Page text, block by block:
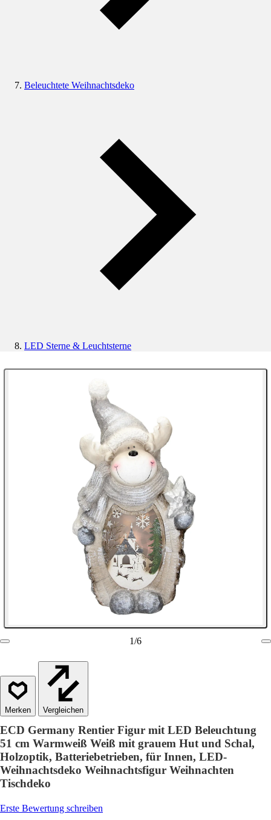
Beleuchtete Weihnachtsdeko
LED Sterne & Leuchtsterne
1/6
Vergleichen
ECD Germany Rentier Figur mit LED Beleuchtung
51 cm Warmweiß Weiß mit grauem Hut und Schal,
Holzoptik, Batteriebetrieben, für Innen, LED-
Weihnachtsdeko Weihnachtsfigur Weihnachten
Tischdeko
Erste Bewertung schreiben